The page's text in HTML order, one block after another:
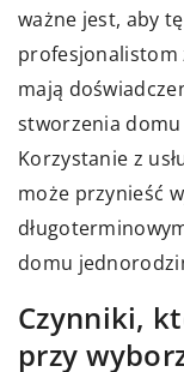
ważne jest, aby
profesjonalistom
mają
stworzenia domu
Korzystanie z
może przynieść
domu
Czynniki,
przy